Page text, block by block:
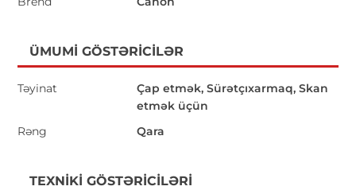
ÜMUMI GÖSTƏRICILƏR
Təyinat
Çap etmək, Sürətçıxarmaq, Skan
etmək üçün
Rəng
Qara
TEXNIKI GÖSTƏRICILƏRI